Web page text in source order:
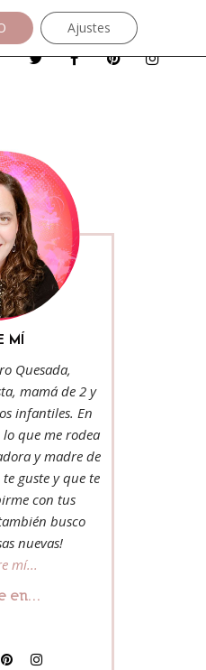
MÍ
Quesada,
mamá de 2 y
infantiles. En
que me rodea
y madre de
guste y que te
con tus
busco
nuevas!
mí...
en...
Ajustes